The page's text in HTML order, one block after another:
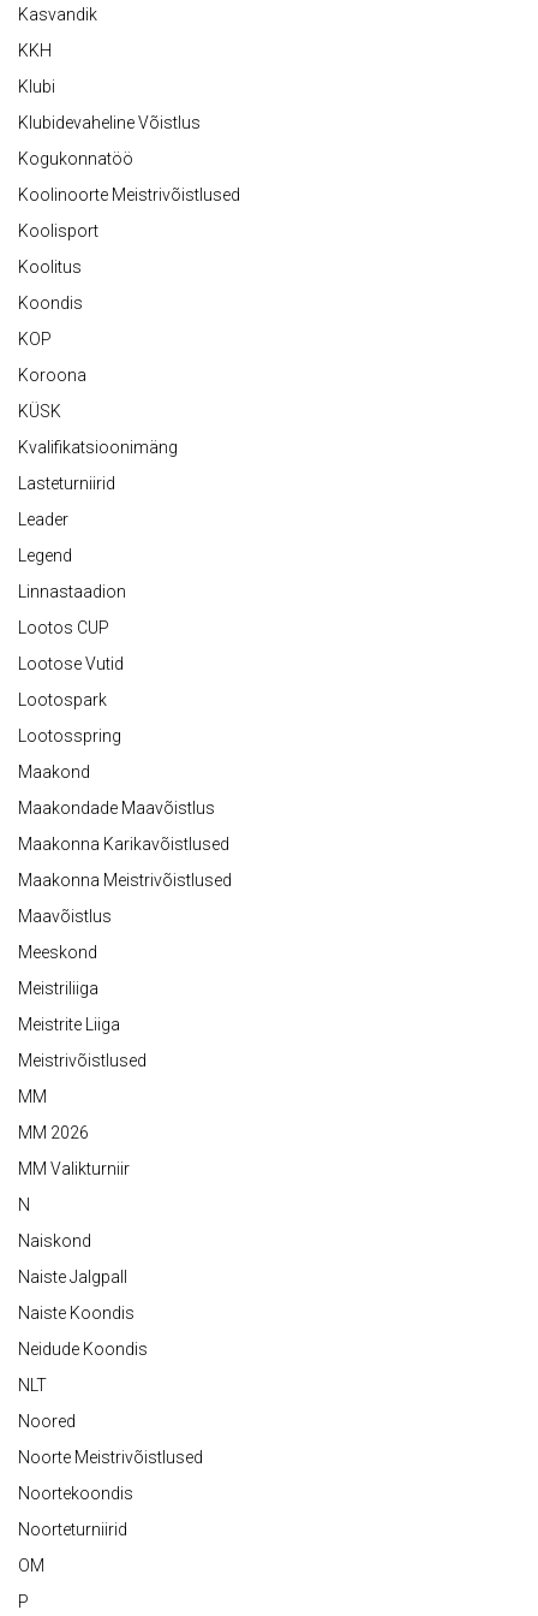
Kasvandik
KKH
Klubi
Klubidevaheline Võistlus
Kogukonnatöö
Koolinoorte Meistrivõistlused
Koolisport
Koolitus
Koondis
KOP
Koroona
KÜSK
Kvalifikatsioonimäng
Lasteturniirid
Leader
Legend
Linnastaadion
Lootos CUP
Lootose Vutid
Lootospark
Lootosspring
Maakond
Maakondade Maavõistlus
Maakonna Karikavõistlused
Maakonna Meistrivõistlused
Maavõistlus
Meeskond
Meistriliiga
Meistrite Liiga
Meistrivõistlused
MM
MM 2026
MM Valikturniir
N
Naiskond
Naiste Jalgpall
Naiste Koondis
Neidude Koondis
NLT
Noored
Noorte Meistrivõistlused
Noortekoondis
Noorteturniirid
OM
P